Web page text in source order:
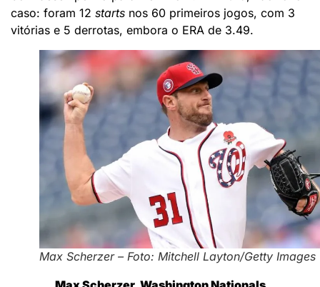
caso: foram 12 starts nos 60 primeiros jogos, com 3
vitórias e 5 derrotas, embora o ERA de 3.49.
Max Scherzer – Foto: Mitchell Layton/Getty Images